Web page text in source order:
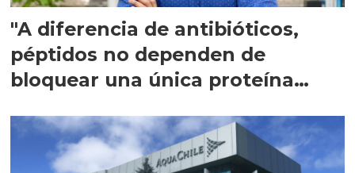
"A diferencia de antibióticos,
péptidos no dependen de
bloquear una única proteína